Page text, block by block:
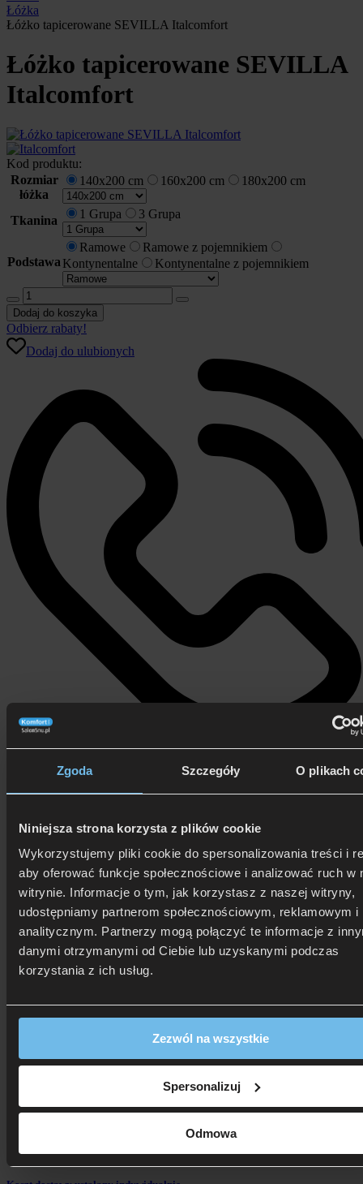
Zgoda Szczegóły O plikach
Niniejsza strona korzysta z plików cookie
Wykorzystujemy pliki cookie do spersonalizowania treści i
aby oferować funkcje społecznościowe i analizować ruch w
witrynie. Informacje o tym, jak korzystasz z naszej witryny,
udostępniamy partnerom społecznościowym, reklamowym i
analitycznym. Partnerzy mogą połączyć te informacje z
danymi otrzymanymi od Ciebie lub uzyskanymi podczas
korzystania z ich usług.
Zezwól na wszystkie
Spersonalizuj
Odmowa
Łóżka
Łóżko tapicerowane SEVILLA Italcomfort
Łóżko tapicerowane SEVILLA
Italcomfort
Kod produktu:
Rozmiar
łóżka
140x200 cm 160x200 cm 180x200 cm
Tkanina 1 Grupa 3 Grupa
Podstawa
Ramowe
Ramowe z pojemnikiem
Kontynentalne
Kontynentalne z pojemnikiem
ilość
Łóżko
tapicerowane
SEVILLA
Italcomfort
Dodaj do koszyka
Odbierz rabaty!
Dodaj do ulubionych
Zadzwoń i dowiedz się, jak dostać rabat!